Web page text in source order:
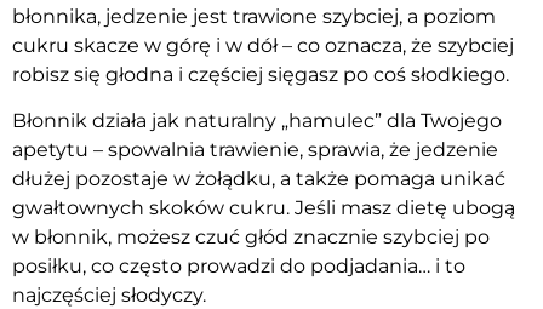
błonnika, jedzenie jest trawione szybciej, a poziom
cukru skacze w górę i w dół – co oznacza, że szybciej
robisz się głodna i częściej sięgasz po coś słodkiego.
Błonnik działa jak naturalny „hamulec” dla Twojego
apetytu – spowalnia trawienie, sprawia, że jedzenie
dłużej pozostaje w żołądku, a także pomaga unikać
gwałtownych skoków cukru. Jeśli masz dietę ubogą
w błonnik, możesz czuć głód znacznie szybciej po
posiłku, co często prowadzi do podjadania… i to
najczęściej słodyczy.